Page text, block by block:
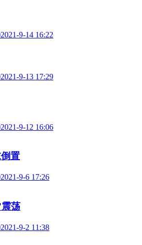
2021-9-14 16:22
2021-9-13 17:29
2021-9-12 16:06
置
2021-9-6 17:26
荡
2021-9-2 11:38